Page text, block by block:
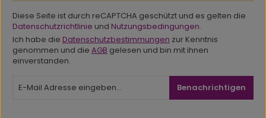
Diese Seite ist durch reCAPTCHA geschützt und es gelten die
Datenschutzrichtlinie und Nutzungsbedingungen.
Ich habe die Datenschutzbestimmungen zur Kenntnis
genommen und die AGB gelesen und bin mit ihnen
einverstanden.
Benachrichtigen